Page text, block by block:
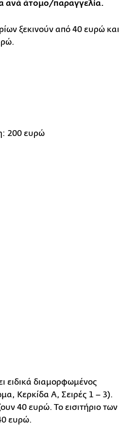
ανά άτομο/παραγγελία.
ξεκινούν από 40 ευρώ και
200 ευρώ
ειδικά διαμορφωμένος
Κερκίδα Α, Σειρές 1 – 3).
40 ευρώ. Το εισιτήριο των
ευρώ.